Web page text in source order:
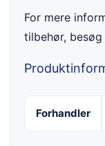
For mere
tilbehør, besøg
Forhandler